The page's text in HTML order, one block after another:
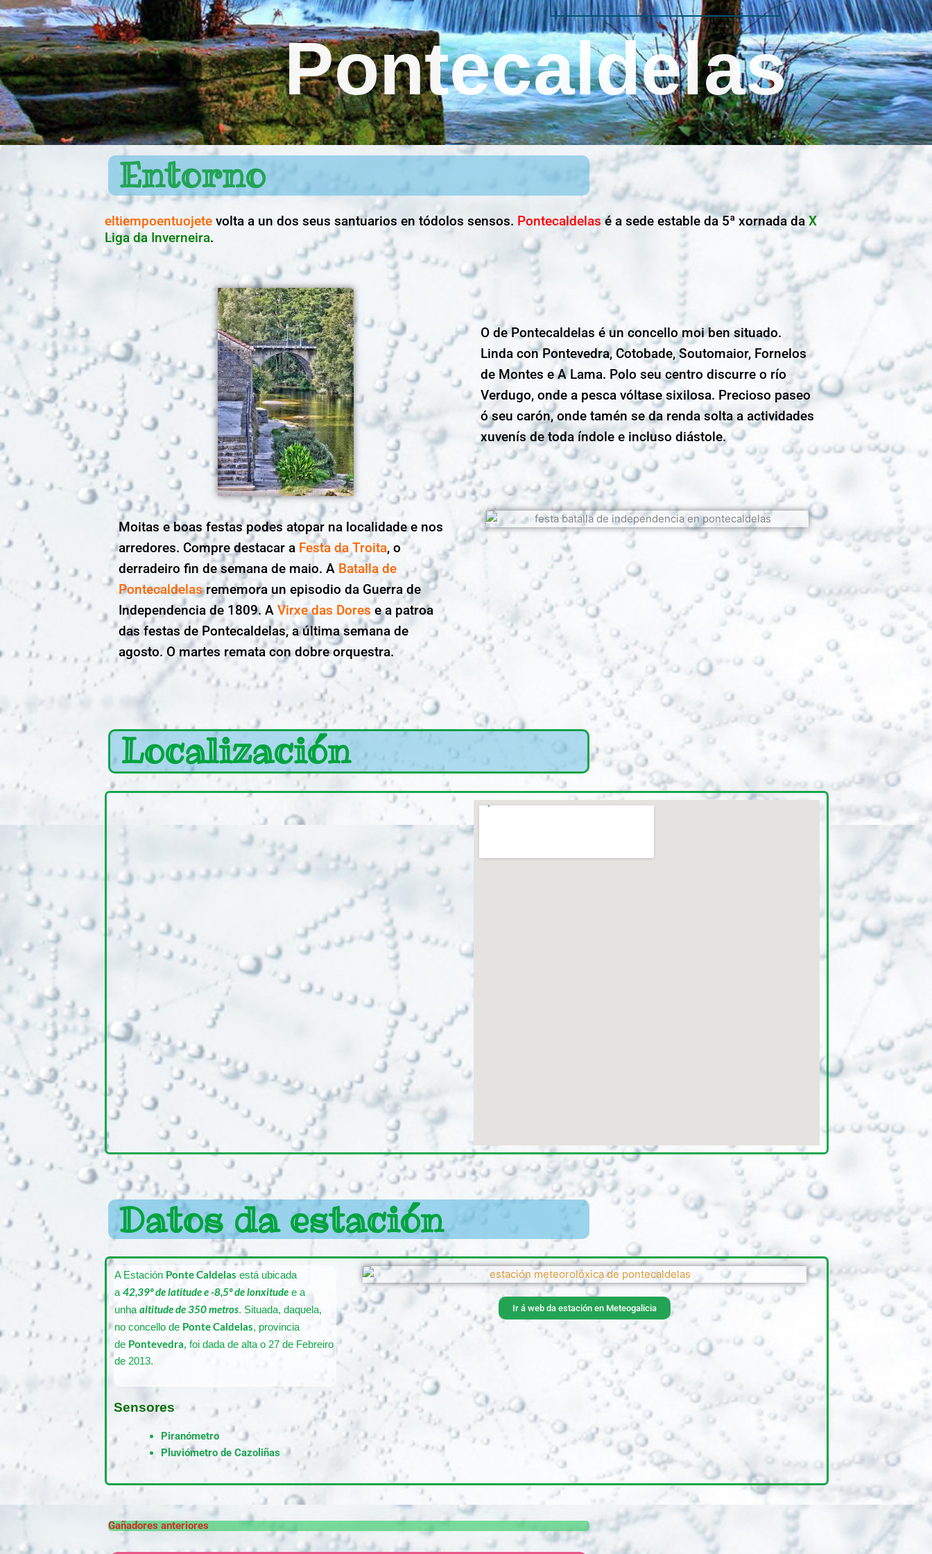
Pontecaldelas
Entorno
eltiempoentuojete volta a un dos seus santuarios en tódolos sensos. Pontecaldelasé a sede estable da 5ª xornada daX
Liga da Inverneira.
O de Pontecaldelas é un concello moi ben situado.
Linda con Pontevedra, Cotobade, Soutomaior, Fornelos
de Montes e A Lama. Polo seu centro discurre o río
Verdugo, onde a pesca vóltase sixilosa. Precioso paseo
ó seu carón, onde tamén se da renda solta a actividades
xuvenís de toda índole e incluso diástole.
Moitas e boas festas podes atopar na localidade e nos
arredores. Compre destacar a Festa da Troita, o
derradeiro fin de semana de maio. A Batalla de
Pontecaldelasrememora un episodio da Guerra de
Independencia de 1809. AVirxe das Dores e a patroa
das festas de Pontecaldelas, a última semana de
agosto. O martes remata con dobre orquestra.
Localización
Datos da estación
A Estación Ponte Caldelas está ubicada
a42,39º de latitude e -8,5º de lonxitude e a
unhaaltitude de 350 metros. Situada, daquela,
no concello de Ponte Caldelas, provincia
de Pontevedra, foi dada de alta o 27 de Febreiro
de 2013.
Sensores
Piranómetro
Pluviómetro de Cazoliñas
Ir á web da estación en Meteogalicia
Gañadores anteriores